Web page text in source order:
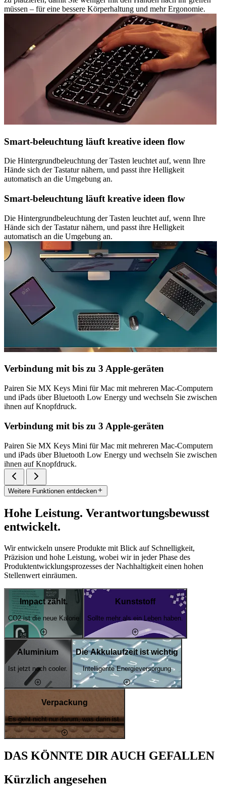
müssen – für eine bessere Körperhaltung und mehr Ergonomie.
Smart-beleuchtung läuft kreative ideen flow
Die Hintergrundbeleuchtung der Tasten leuchtet auf, wenn Ihre
Hände sich der Tastatur nähern, und passt ihre Helligkeit
automatisch an die Umgebung an.
Smart-beleuchtung läuft kreative ideen flow
Die Hintergrundbeleuchtung der Tasten leuchtet auf, wenn Ihre
Hände sich der Tastatur nähern, und passt ihre Helligkeit
automatisch an die Umgebung an.
Verbindung mit bis zu 3 Apple-geräten
Pairen Sie MX Keys Mini für Mac mit mehreren Mac-Computern
und iPads über Bluetooth Low Energy und wechseln Sie zwischen
ihnen auf Knopfdruck.
Verbindung mit bis zu 3 Apple-geräten
Pairen Sie MX Keys Mini für Mac mit mehreren Mac-Computern
und iPads über Bluetooth Low Energy und wechseln Sie zwischen
ihnen auf Knopfdruck.
Weitere Funktionen entdecken
Hohe Leistung. Verantwortungsbewusst
entwickelt.
Wir entwickeln unsere Produkte mit Blick auf Schnelligkeit,
Präzision und hohe Leistung, wobei wir in jeder Phase des
Produktentwicklungsprozesses der Nachhaltigkeit einen hohen
Stellenwert einräumen.
Impact zählt.
CO2 ist die neue Kalorie
Kunststoff
Sollte mehr als ein Leben haben.
Aluminium
Ist jetzt noch cooler.
Die Akkulaufzeit ist wichtig
Intelligente Energieversorgung
Verpackung
Es geht nicht nur darum, was darin ist.
DAS KÖNNTE DIR AUCH GEFALLEN
Kürzlich angesehen